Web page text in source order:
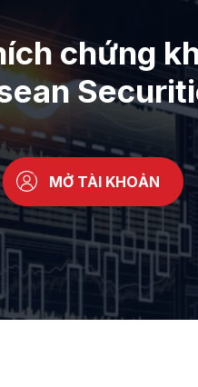
chứng
MỞ TÀI KHOẢN